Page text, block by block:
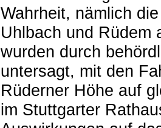
Wahrheit, nämlich
Uhlbach und Rüdem
wurden durch
untersagt, mit den
Rüderner Höhe auf
im Stuttgarter